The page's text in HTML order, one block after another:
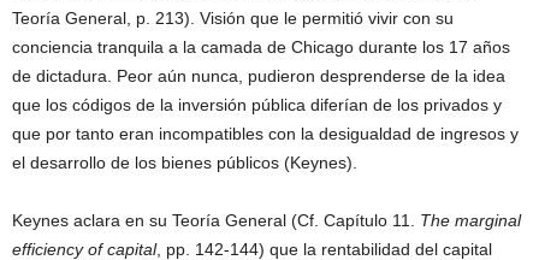
Teoría General, p. 213). Visión que le permitió vivir con su
conciencia tranquila a la camada de Chicago durante los 17 años
de dictadura. Peor aún nunca, pudieron desprenderse de la idea
que los códigos de la inversión pública diferían de los privados y
que por tanto eran incompatibles con la desigualdad de ingresos y
el desarrollo de los bienes públicos (Keynes).
Keynes aclara en su Teoría General (Cf. Capítulo 11. The marginal
efficiency of capital, pp. 142-144) que la rentabilidad del capital